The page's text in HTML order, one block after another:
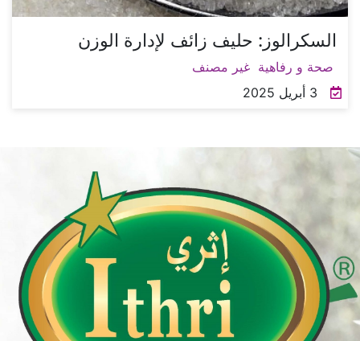
السكرالوز: حليف زائف لإدارة الوزن
صحة و رفاهية غير مصنف
3 أبريل 2025